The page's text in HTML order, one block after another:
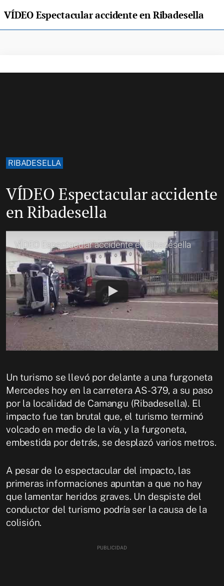
VÍDEO Espectacular accidente en Ribadesella
RIBADESELLA
VÍDEO Espectacular accidente
en Ribadesella
VÍDEO Espectacular accidente en Ribadesella
Un turismo se llevó por delante a una furgoneta
Mercedes hoy en la carretera AS-379, a su paso
por la localidad de Camangu (Ribadesella). El
impacto fue tan brutal que, el turismo terminó
volcado en medio de la vía, y la furgoneta,
embestida por detrás, se desplazó varios metros.
A pesar de lo espectacular del impacto, las
primeras informaciones apuntan a que no hay
que lamentar heridos graves. Un despiste del
conductor del turismo podría ser la causa de la
colisión.